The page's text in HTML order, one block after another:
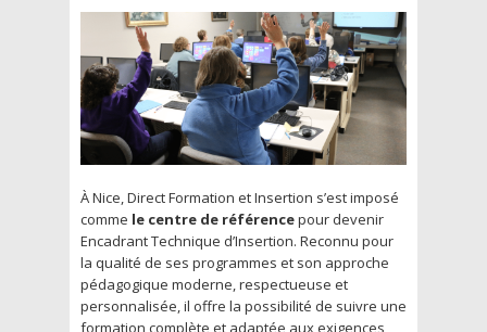
À Nice, Direct Formation et Insertion s’est imposé
comme le centre de référencepour devenir
Encadrant Technique d’Insertion. Reconnu pour
la qualité de ses programmes et son approche
pédagogique moderne, respectueuse et
personnalisée, il offre la possibilité de suivre une
formation complète et adaptée aux exigences